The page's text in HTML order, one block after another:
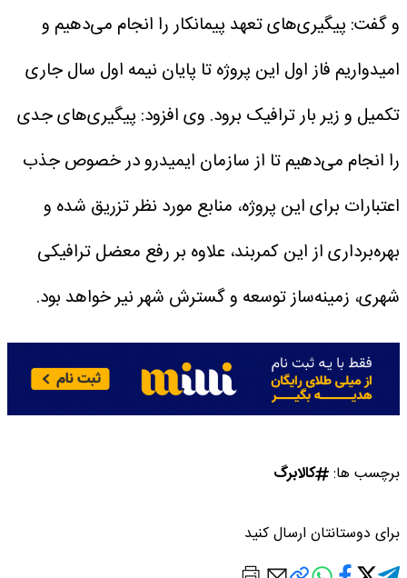
و گفت: پیگیری‌های تعهد پیمانکار را انجام می‌دهیم و
امیدواریم فاز اول این پروژه تا پایان نیمه اول سال جاری
تکمیل و زیر بار ترافیک برود. وی افزود: پیگیری‌های جدی
را انجام می‌دهیم تا از سازمان ایمیدرو در خصوص جذب
اعتبارات برای این پروژه، منابع مورد نظر تزریق شده و
بهره‌برداری از این کمربند، علاوه بر رفع معضل ترافیکی
شهری، زمینه‌ساز توسعه و گسترش شهر نیر خواهد بود.
برچسب ها: کالابرگ
برای دوستانتان ارسال کنید